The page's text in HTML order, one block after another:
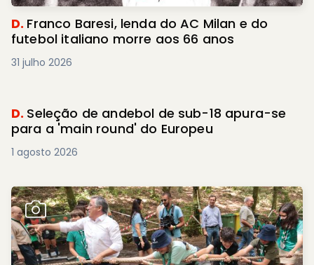
D. Franco Baresi, lenda do AC Milan e do
futebol italiano morre aos 66 anos
31 julho 2026
D. Seleção de andebol de sub-18 apura-se
para a 'main round' do Europeu
1 agosto 2026